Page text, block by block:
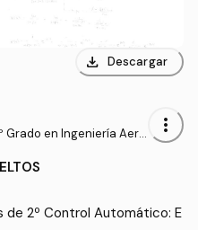
download Descargar
Grado en Ingeniería Aero
more_vert
de 2º Control Automático: E